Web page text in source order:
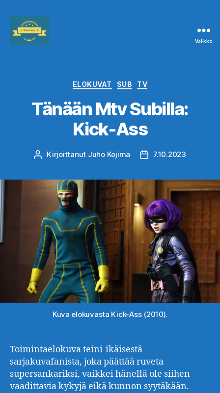
Valikko
Kategoriat
ELOKUVAT SUB TV
Tänään Mtv Subilla:
Kick-Ass
Kirjoittaja
Kirjoittanut Juho Kojima Julkaisupäivämäärä
7.10.2023
Kuva elokuvasta Kick-Ass (2010).
Toimintaelokuva teini-ikäisestä
sarjakuvafanista, joka päättää ruveta
supersankariksi, vaikkei hänellä ole siihen
vaadittavia kykyjä eikä kunnon syytäkään.